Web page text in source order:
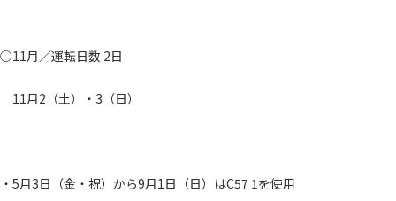
○11月／運転日数 2日
11月2（土）・3（日）
・5月3日（金・祝）から9月1日（日）はC57 1を使用